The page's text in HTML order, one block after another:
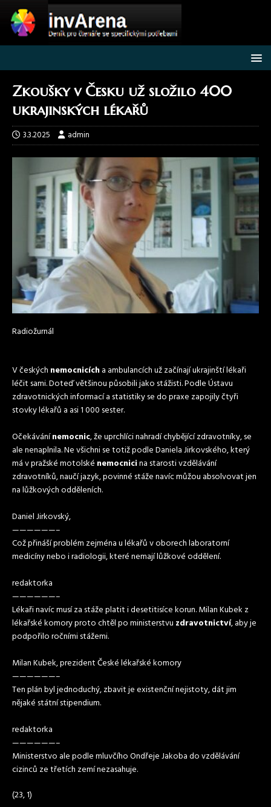
Zkoušky v Česku už složilo 400
ukrajinských lékařů
3.3.2025 admin
Radiožurnál
V českých nemocnicícha ambulancích už začínají ukrajinští lékaři
léčit sami. Doteď většinou působili jako stážisti. Podle Ústavu
zdravotnických informací a statistiky se do praxe zapojily čtyři
stovky lékařů a asi 1 000 sester.
Očekávánínemocnic, že uprchlíci nahradí chybějící zdravotníky, se
ale nenaplnila. Ne všichni se totiž podle Daniela Jirkovského, který
má v pražské motolské nemocnicina starosti vzdělávání
zdravotníků, naučí jazyk, povinné stáže navíc můžou absolvovat jen
na lůžkových odděleních.
Daniel Jirkovský,
——————–
Což přináší problém zejména u lékařů v oborech laboratorní
medicíny nebo i radiologii, které nemají lůžkové oddělení.
redaktorka
——————–
Lékaři navíc musí za stáže platit i desetitisíce korun. Milan Kubek z
lékařské komory proto chtěl po ministerstvu zdravotnictví, aby je
podpořilo ročními stážemi.
Milan Kubek, prezident České lékařské komory
——————–
Ten plán byl jednoduchý, zbavit je existenční nejistoty, dát jim
nějaké státní stipendium.
redaktorka
——————–
Ministerstvo ale podle mluvčího Ondřeje Jakoba do vzdělávání
cizinců ze třetích zemí nezasahuje.
(23, 1)